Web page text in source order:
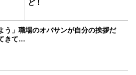
ど！
う」職場のオバサンが自分の挨拶だ
きて…